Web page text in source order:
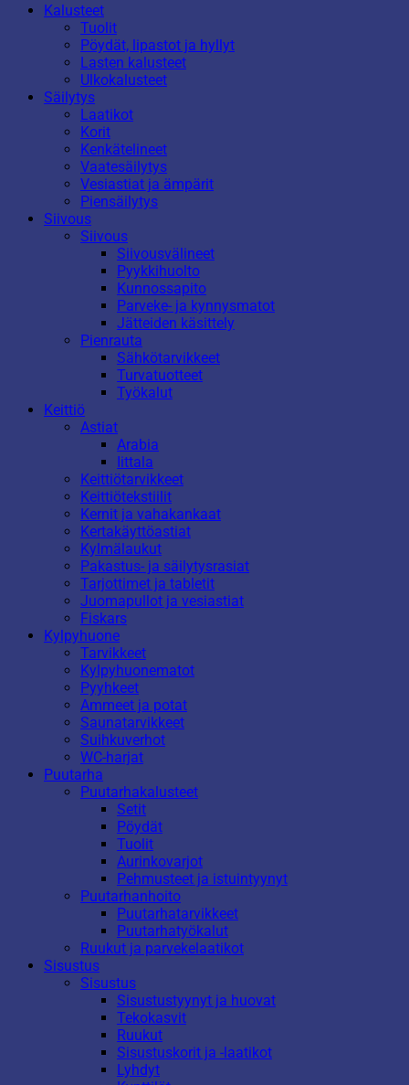
Kalusteet
Tuolit
Pöydät, lipastot ja hyllyt
Lasten kalusteet
Ulkokalusteet
Säilytys
Laatikot
Korit
Kenkätelineet
Vaatesäilytys
Vesiastiat ja ämpärit
Piensäilytys
Siivous
Siivous
Siivousvälineet
Pyykkihuolto
Kunnossapito
Parveke- ja kynnysmatot
Jätteiden käsittely
Pienrauta
Sähkötarvikkeet
Turvatuotteet
Työkalut
Keittiö
Astiat
Arabia
Iittala
Keittiötarvikkeet
Keittiötekstiilit
Kernit ja vahakankaat
Kertakäyttöastiat
Kylmälaukut
Pakastus- ja säilytysrasiat
Tarjottimet ja tabletit
Juomapullot ja vesiastiat
Fiskars
Kylpyhuone
Tarvikkeet
Kylpyhuonematot
Pyyhkeet
Ammeet ja potat
Saunatarvikkeet
Suihkuverhot
WC-harjat
Puutarha
Puutarhakalusteet
Setit
Pöydät
Tuolit
Aurinkovarjot
Pehmusteet ja istuintyynyt
Puutarhanhoito
Puutarhatarvikkeet
Puutarhatyökalut
Ruukut ja parvekelaatikot
Sisustus
Sisustus
Sisustustyynyt ja huovat
Tekokasvit
Ruukut
Sisustuskorit ja -laatikot
Lyhdyt